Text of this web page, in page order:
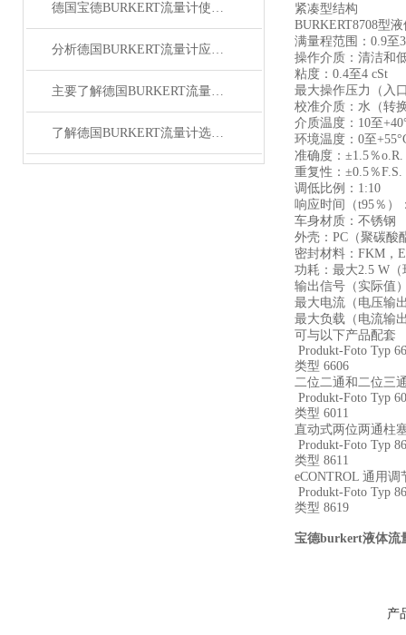
德国宝德BURKERT流量计使用方法与工作原理
分析德国BURKERT流量计应用领域与安装步骤
主要了解德国BURKERT流量计应用范围,原装burkert流量计
了解德国BURKERT流量计选型参数与应用范围
紧凑型结构
BURKERT8708型
满量程范围：0.9至
操作介质：清洁和
粘度：0.4至4 cSt
最大操作压力（入
校准介质：水（转
介质温度：10至
环境温度：0至
准确度：±1.5％o.R.
重复性：±0.5％F.S.
调低比例：1:10
响应时间（t95％）
车身材质：不锈钢
外壳：PC（聚碳酸
密封材料：FKM，
功耗：最大2.5 W
输出信号（实际值
最大电流（电压输
最大负载（电流输
可与以下产品配套
Produkt-Foto Typ
类型 6606
二位二通和二位三
Produkt-Foto Typ
类型 6011
直动式两位两通柱
Produkt-Foto Typ
类型 8611
eCONTROL 通用调
Produkt-Foto Typ
类型 8619
宝德burkert液体流
产